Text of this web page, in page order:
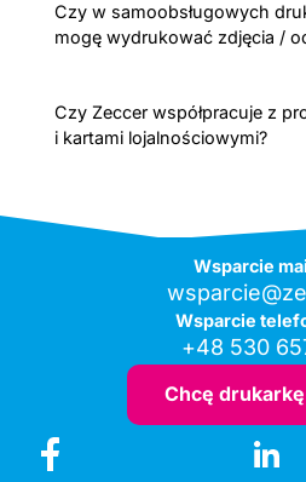
Czy w samoobsługowych
mogę wydrukować zdjęcia /
Czy Zeccer współpracuje z
i kartami lojalnościowymi?
Wsparcie
Wsparcie
+48 530
Chcę